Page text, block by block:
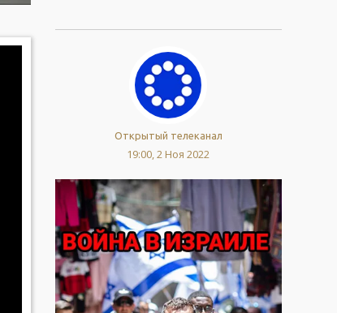
Открытый телеканал
19:00, 2 Ноя 2022